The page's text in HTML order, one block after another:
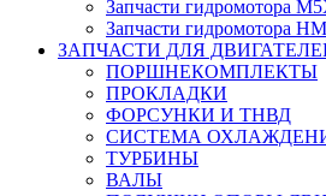
Запчасти гидромотора
Запчасти гидромотора
ЗАПЧАСТИ ДЛЯ
ПОРШНЕКОМПЛЕКТЫ
ПРОКЛАДКИ
ФОРСУНКИ И ТНВД
СИСТЕМА
ТУРБИНЫ
ВАЛЫ